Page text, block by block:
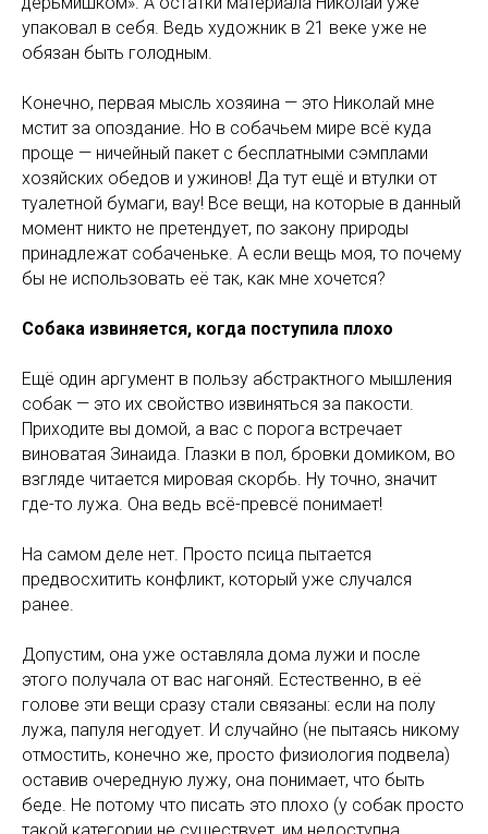
упаковал в себя. Ведь художник в 21 веке уже не
обязан быть голодным.
Конечно, первая мысль хозяина — это Николай мне
мстит за опоздание. Но в собачьем мире всё куда
проще — ничейный пакет с бесплатными сэмплами
хозяйских обедов и ужинов! Да тут ещё и втулки от
туалетной бумаги, вау! Все вещи, на которые в данный
момент никто не претендует, по закону природы
принадлежат собаченьке. А если вещь моя, то почему
бы не использовать её так, как мне хочется?
Собака извиняется, когда поступила плохо
Ещё один аргумент в пользу абстрактного мышления
собак — это их свойство извиняться за пакости.
Приходите вы домой, а вас с порога встречает
виноватая Зинаида. Глазки в пол, бровки домиком, во
взгляде читается мировая скорбь. Ну точно, значит
где-то лужа. Она ведь всё-превсё понимает!
На самом деле нет. Просто псица пытается
предвосхитить конфликт, который уже случался
ранее.
Допустим, она уже оставляла дома лужи и после
этого получала от вас нагоняй. Естественно, в её
голове эти вещи сразу стали связаны: если на полу
лужа, папуля негодует. И случайно (не пытаясь никому
отмостить, конечно же, просто физиология подвела)
оставив очередную лужу, она понимает, что быть
беде. Не потому что писать это плохо (у собак просто